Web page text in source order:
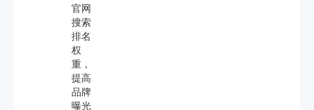
官网
搜索
排名
权
重，
提高
品牌
曝光